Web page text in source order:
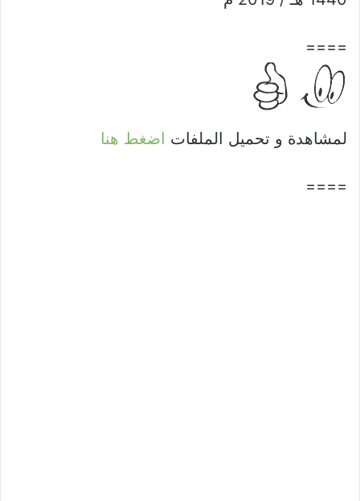
====
لمشاهدة و تحميل الملفات اضغط هنا
====